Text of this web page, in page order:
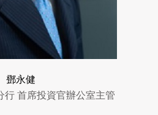
鄧永健
行 首席投資官辦公室主管